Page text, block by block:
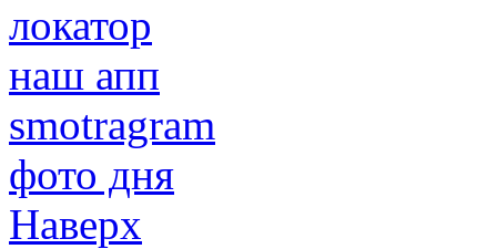
локатор
наш апп
smotragram
фото дня
Наверх